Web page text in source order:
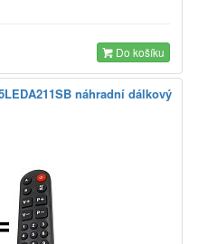
Do košíku
náhradní dálkový